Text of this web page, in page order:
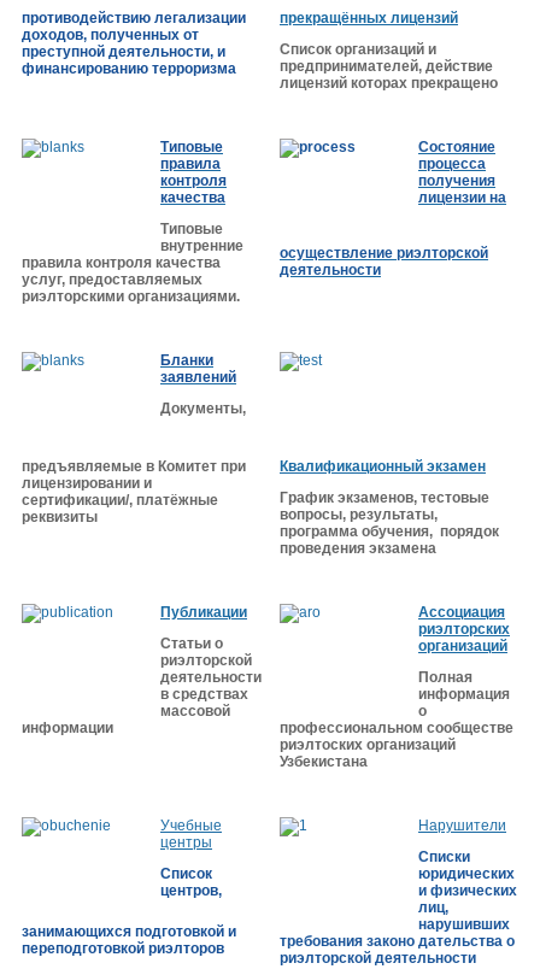
противодействию легализации
доходов, полученных от
преступной деятельности, и
финансированию терроризма
прекращённых лицензий
Список организаций и
предпринимателей, действие
лицензий которах прекращено
Типовые
правила
контроля
качества
Типовые
внутренние
правила контроля качества
услуг, предоставляемых
риэлторскими организациями.
Cостояние
процесса
получения
лицензии на
осуществление риэлторской
деятельности
Бланки
заявлений
Документы,
предъявляемые в Комитет при
лицензировании и
сертификации/, платёжные
реквизиты
Квалификационный экзамен
График экзаменов, тестовые
вопросы, результаты,
программа обучения, порядок
проведения экзамена
Публикации
Статьи о
риэлторской
деятельности
в средствах
массовой
информации
Ассоциация
риэлторских
организаций
Полная
информация
о
професcиональном сообществе
риэлтоских организаций
Узбекистана
Учебные
центры
Список
центров,
занимающихся подготовкой и
переподготовкой риэлторов
Нарушители
Списки
юридических
и физических
лиц,
нарушивших
требования законо дательства о
риэлторской деятельности